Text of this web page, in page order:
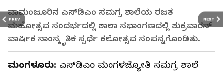
PREV NEXT
ವಾಮಂಜೂರಿನ ಎಸ್‌ಡಿಎಂ ಸಮಗ್ರ ಶಾಲೆಯ ರಜತ
ಮಹೋತ್ಸವ ಸಂದರ್ಭದಲ್ಲಿ ಶಾಲಾ ಸಭಾಂಗಣದಲ್ಲಿ ಶುಕ್ರವಾರಸ್‌
ವಾರ್ಷಿಕ ಸಾಂಸ್ಕೃತಿಕ ಸ್ಪರ್ಧೆ ಕಲೋತ್ಸವ ಸಂಪನ್ನಗೊಂಡಿತು.
ಮಂಗಳೂರು: ಎಸ್‌ಡಿಎಂ ಮಂಗಳಜ್ಯೋತಿ ಸಮಗ್ರ ಶಾಲೆ